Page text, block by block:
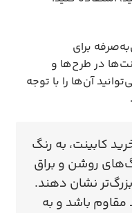
برای
در طرح‌ها و
آن‌ها را با توجه
کابینت، به رنگ
روشن و براق
نشان دهند.
باشد و به